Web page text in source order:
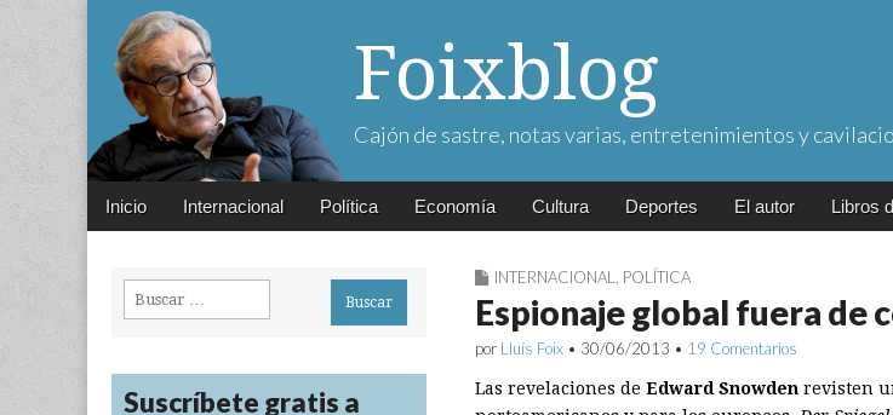
Foixblog
Cajón de sastre, notas varias, entretenimientos y
Main
Skip
Inicio Internacional Política Economía Cultura Deportes El autor Libros
INTERNACIONAL POLÍTICA
Espionaje global fuera de
por Lluís Foix • 30/06/2013 • 19 Comentarios
Las revelaciones de Edward Snowden revisten
Buscar:
Suscríbete gratis a